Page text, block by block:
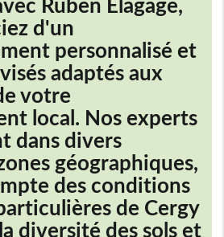
d'un
personnalisé et
adaptés aux
votre
local. Nos experts
dans divers
géographiques,
des conditions
de Cergy
diversité des sols et